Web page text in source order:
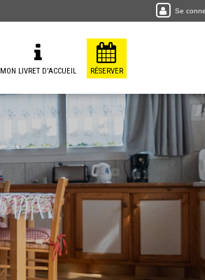
Se
MON LIVRET D'ACCUEIL RÉSERVER